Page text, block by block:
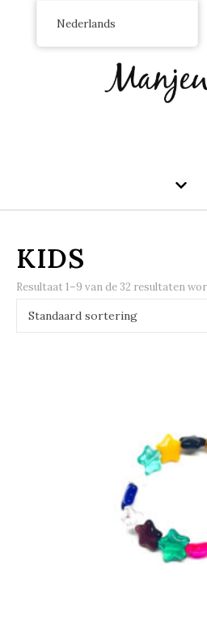
KIDS
Resultaat 1–9 van de 32 resultaten
Nederlands